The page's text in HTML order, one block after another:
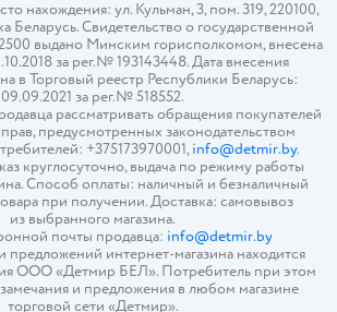
нахождения: ул. Кульман, 3, пом. 319, 220100,
Беларусь. Свидетельство о государственной
выдано Минским горисполкомом, внесена
за рег.№ 193143448. Дата внесения
в Торговый реестр Республики Беларусь:
09.09.2021 за рег.№ 518552.
рассматривать обращения покупателей
предусмотренных законодательством
+375173970001,info@detmir.by.
круглосуточно, выдача по режиму работы
Способ оплаты: наличный и безналичный
при получении. Доставка: самовывоз
из выбранного магазина.
почты продавца: info@detmir.by
предложений интернет-магазина находится
ООО «Детмир БЕЛ». Потребитель при этом
замечания и предложения в любом магазине
торговой сети «Детмир».